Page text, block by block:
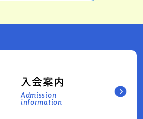
入会案内
Admission
information